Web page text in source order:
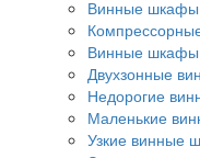
Винные шкафы
Винные шкафы
Двухзонные
Недорогие
Маленькие
Узкие винные